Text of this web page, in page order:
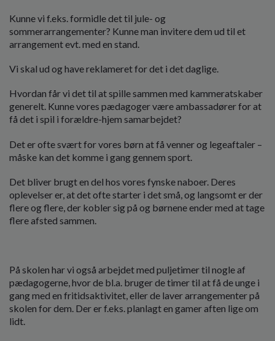
Kunne vi f.eks. formidle det til jule- og
sommerarrangementer? Kunne man invitere dem ud til et
arrangement evt. med en stand.
Vi skal ud og have reklameret for det i det daglige.
Hvordan får vi det til at spille sammen med kammeratskaber
generelt. Kunne vores pædagoger være ambassadører for at
få det i spil i forældre-hjem samarbejdet?
Det er ofte svært for vores børn at få venner og legeaftaler –
måske kan det komme i gang gennem sport.
Det bliver brugt en del hos vores fynske naboer. Deres
oplevelser er, at det ofte starter i det små, og langsomt er der
flere og flere, der kobler sig på og børnene ender med at tage
flere afsted sammen.
På skolen har vi også arbejdet med puljetimer til nogle af
pædagogerne, hvor de bl.a. bruger de timer til at få de unge i
gang med en fritidsaktivitet, eller de laver arrangementer på
skolen for dem. Der er f.eks. planlagt en gamer aften lige om
lidt.